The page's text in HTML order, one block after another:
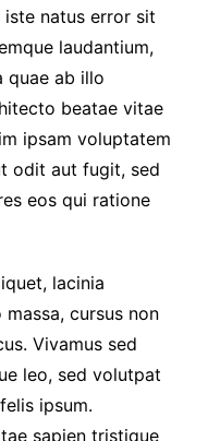
natus error sit
laudantium,
quae ab illo
beatae vitae
ipsam voluptatem
odit aut fugit, sed
eos qui ratione
lacinia
cursus non
Vivamus sed
leo, sed volutpat
ipsum.
sapien tristique